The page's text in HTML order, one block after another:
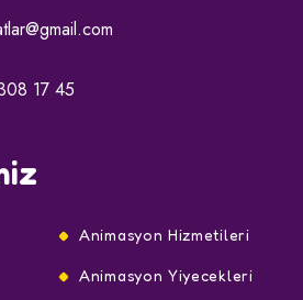
17 45
Animasyon Hizmetileri
Animasyon Yiyecekleri